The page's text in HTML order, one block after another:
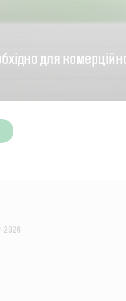
для